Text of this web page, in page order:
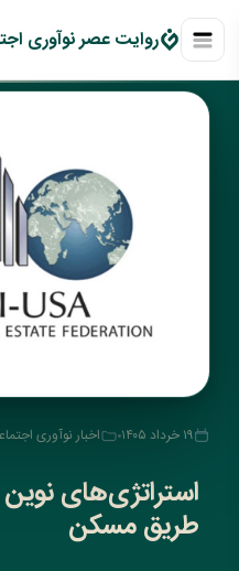
روايت عصر نوآوری
۱۹ خرداد ۱۴۰۵ اخبار نوآوری
استراتژی‌های
طریق مسکن